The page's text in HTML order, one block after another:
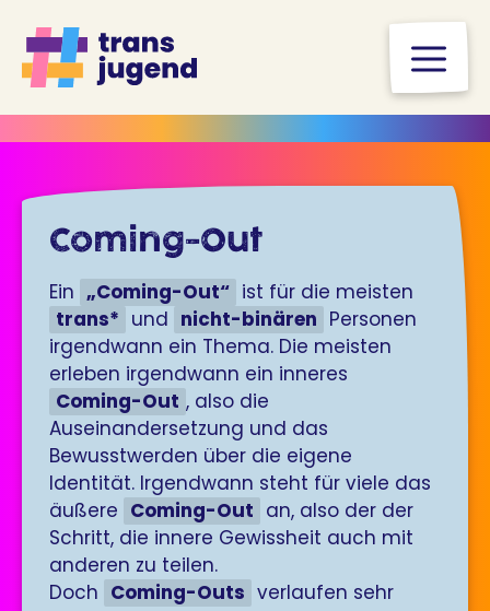
Inhalt
springen
Coming-Out
Ein „Coming-Out“ ist für die meisten
trans* und nicht-binären Personen
irgendwann ein Thema. Die meisten
erleben irgendwann ein inneres
Coming-Out , also die
Auseinandersetzung und das
Bewusstwerden über die eigene
Identität. Irgendwann steht für viele das
äußere Coming-Out an, also der der
Schritt, die innere Gewissheit auch mit
anderen zu teilen.
Doch Coming-Outs verlaufen sehr